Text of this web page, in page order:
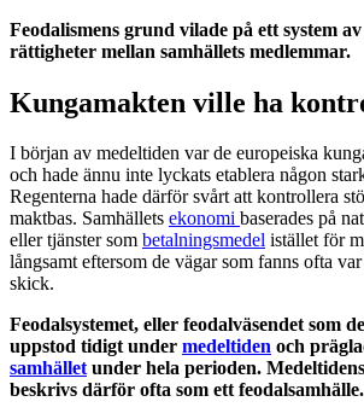
Feodalismens grund vilade på ett system
rättigheter mellan samhällets medlemmar.
Kungamakten ville ha
I början av medeltiden var de europeiska
och hade ännu inte lyckats etablera någon
Regenterna hade därför svårt att kontrollera
maktbas. Samhällets ekonomi baserades på
eller tjänster som betalningsmedel istället för
långsamt eftersom de vägar som fanns ofta
skick.
Feodalsystemet, eller feodalväsendet som
uppstod tidigt under medeltiden och
samhälletunder hela perioden.
beskrivs därför ofta som ett feodalsamhälle.